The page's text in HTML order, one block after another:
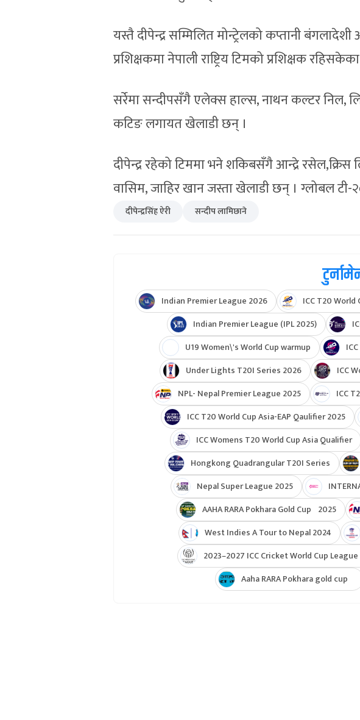
यस्तै दीपेन्द्र सम्मिलित मोन्ट्रेलको कप्तानी
प्रशिक्षकमा नेपाली राष्ट्रिय टिमको प्रशिक्षक
सर्रेमा सन्दीपसँगै एलेक्स हाल्स, नाथन कल्टर निल,
कटिङ लगायत खेलाडी छन् ।
दीपेन्द्र रहेको टिममा भने शकिबसँगै आन्द्रे रसेल,क्रिस
वासिम, जाहिर खान जस्ता खेलाडी छन् । ग्लोबल टी-
दीपेन्द्रसिंह ऐरी सन्दीप लामिछाने
Indian Premier League 2026 ICC T20 World
Indian Premier League (IPL 2025)
U19 Women\'s World Cup warmup
Under Lights T20I Series 2026
ICC
NPL- Nepal Premier League 2025
ICC
ICC T20 World Cup Asia-EAP Qaulifier 2025
ICC Womens T20 World Cup Asia Qualifier
Hongkong Quadrangular T20I Series
Nepal Super League 2025
AAHA RARA Pokhara Gold Cup 2025
West Indies A Tour to Nepal 2024
2023–2027 ICC Cricket World Cup League
Aaha RARA Pokhara gold cup